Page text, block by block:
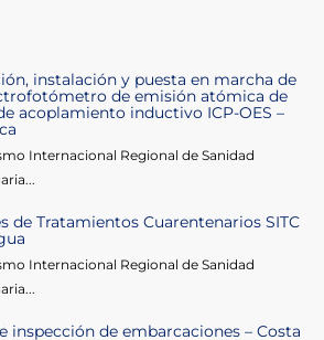
instalación y puesta en marcha de
de emisión atómica de
acoplamiento inductivo ICP-OES –
Internacional Regional de Sanidad
de Tratamientos Cuarentenarios SITC
Internacional Regional de Sanidad
inspección de embarcaciones – Costa